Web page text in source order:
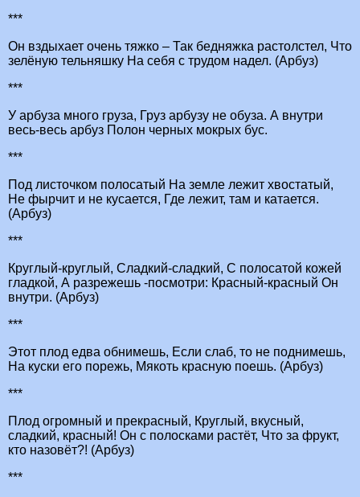
***
Он вздыхает очень тяжко – Так бедняжка растолстел, Что
зелёную тельняшку На себя с трудом надел. (Арбуз)
***
У арбуза много груза, Груз арбузу не обуза. А внутри
весь-весь арбуз Полон черных мокрых бус.
***
Под листочком полосатый На земле лежит хвостатый,
Не фырчит и не кусается, Где лежит, там и катается.
(Арбуз)
***
Круглый-круглый, Сладкий-сладкий, С полосатой кожей
гладкой, А разрежешь -посмотри: Красный-красный Он
внутри. (Арбуз)
***
Этот плод едва обнимешь, Если слаб, то не поднимешь,
На куски его порежь, Мякоть красную поешь. (Арбуз)
***
Плод огромный и прекрасный, Круглый, вкусный,
сладкий, красный! Он с полосками растёт, Что за фрукт,
кто назовёт?! (Арбуз)
***